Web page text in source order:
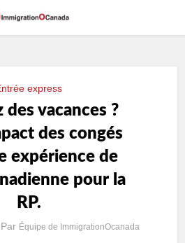
express
des vacances ?
des congés
expérience de
pour la
RP.
Par Équipe de ImmigrationOcanada